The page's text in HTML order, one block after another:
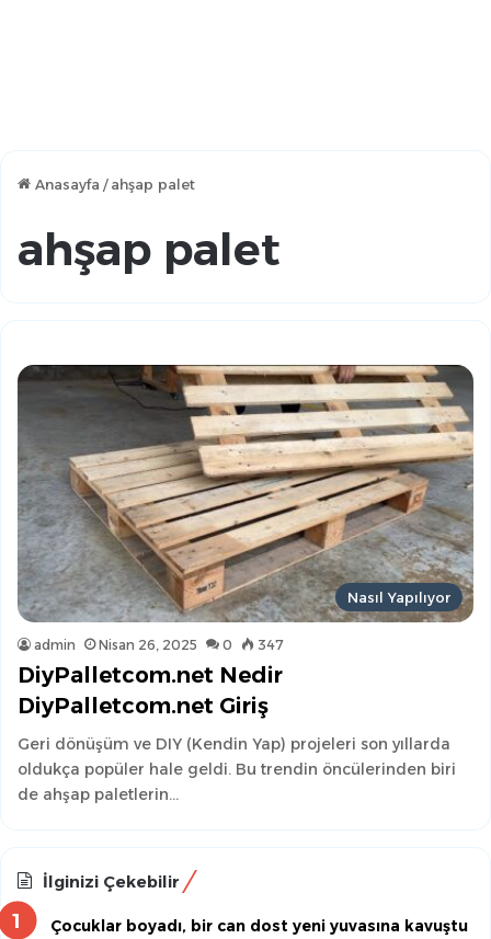
Anasayfa / ahşap palet
ahşap palet
Nasıl Yapılıyor
admin Nisan 26, 2025 0 347
DiyPalletcom.net Nedir
DiyPalletcom.net Giriş
Geri dönüşüm ve DIY (Kendin Yap) projeleri son yıllarda
oldukça popüler hale geldi. Bu trendin öncülerinden biri
de ahşap paletlerin…
İlginizi Çekebilir
Çocuklar boyadı, bir can dost yeni yuvasına kavuştu